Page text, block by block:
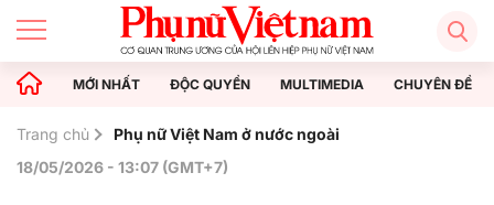
MỚI NHẤT ĐỘC QUYỀN MULTIMEDIA CHUYÊN ĐỀ
Trang chủ
Phụ nữ Việt Nam ở nước ngoài
18/05/2026 - 13:07 (GMT+7)